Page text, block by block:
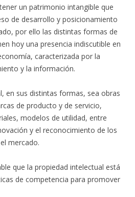
un patrimonio intangible que
de desarrollo y posicionamiento
por ello las distintas formas de
hoy una presencia indiscutible en
caracterizada por la
y la información.
en sus distintas formas, sea obras
de producto y de servicio,
modelos de utilidad, entre
y el reconocimiento de los
mercado.
que la propiedad intelectual está
de competencia para promover